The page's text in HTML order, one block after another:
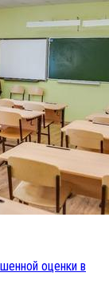
оценки в